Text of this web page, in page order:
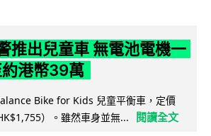
推出兒童車 無電池電機一
港幣39萬
Bike for Kids 兒童平衡車，定價
）。雖然車身並無...
閱讀全文